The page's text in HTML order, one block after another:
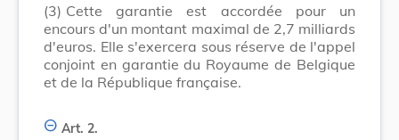
(3) Cette garantie est accordée pour un
encours d'un montant maximal de 2,7 milliards
d'euros. Elle s'exercera sous réserve de l'appel
conjoint en garantie du Royaume de Belgique
et de la République française.
Art. 2.